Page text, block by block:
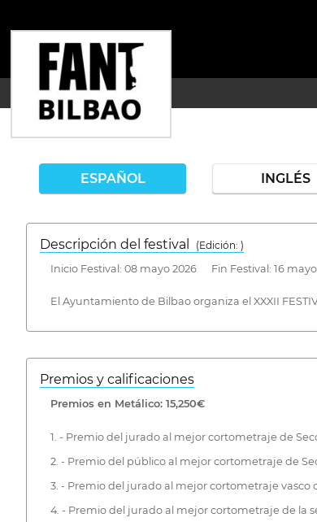
ESPAÑOL INGLÉS
Descripción del festival
( Edición: )
Inicio Festival: 08 mayo 2026 Fin Festival: 16
El Ayuntamiento de Bilbao organiza el XXXII
Premios y calificaciones
Premios en Metálico: 15,250€
1. - Premio del jurado al mejor cortometraje de
2. - Premio del público al mejor cortometraje de
3. - Premio del jurado al mejor cortometraje vasco
4. - Premio del jurado al mejor cortometraje de la